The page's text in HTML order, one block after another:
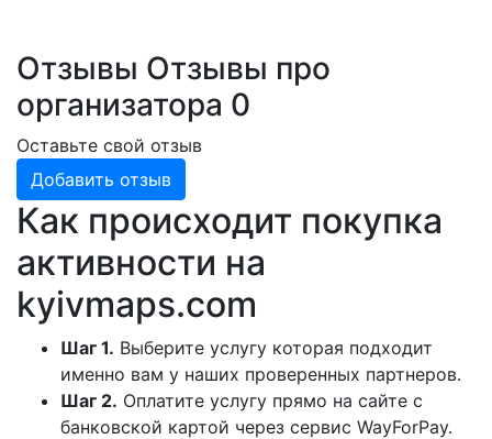
Отзывы Отзывы про
организатора 0
Оставьте свой отзыв
Добавить отзыв
Как происходит покупка
активности на
kyivmaps.com
Шаг 1. Выберите услугу которая подходит
именно вам у наших проверенных партнеров.
Шаг 2. Оплатите услугу прямо на сайте с
банковской картой через сервис WayForPay.